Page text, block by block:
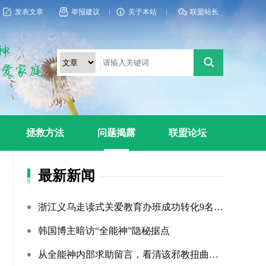
发表文章 举报建议 关于本站 联盟站长
拯救方法 问题揭露 联盟论坛
最新新闻
浙江义乌走读式关爱教育办班成功转化9名“全能神”“全范围?...
韩国博主暗访“全能神”隐秘据点
从全能神内部求助留言，看清该邪教扭曲的相处环境与常态化的...